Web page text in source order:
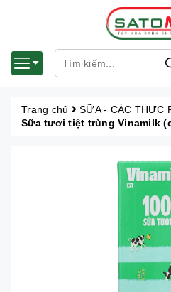
Trang chủ
SỮA - CÁC THỰC
Sữa tươi tiệt trùng Vinamilk